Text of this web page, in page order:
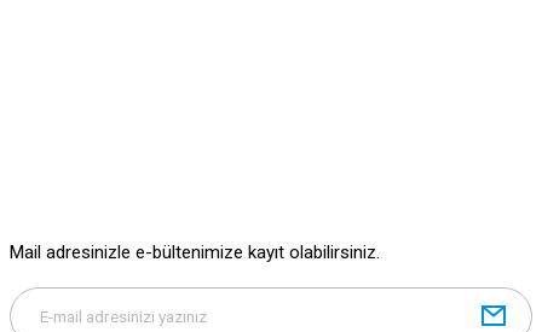
Mail adresinizle e-bültenimize kayıt olabilirsiniz.